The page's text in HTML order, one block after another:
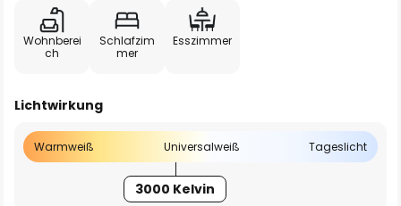
Wohnberei
ch
Schlafzim
mer
Esszimmer
Lichtwirkung
Warmweiß Universalweiß Tageslicht
3000 Kelvin